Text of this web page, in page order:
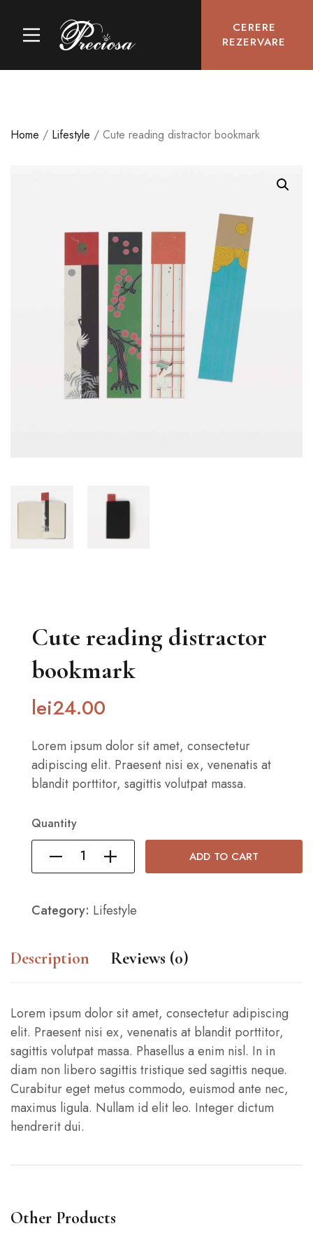
CERERE
REZERVARE
Home / Lifestyle / Cute reading distractor bookmark
Cute reading distractor
bookmark
lei24.00
Lorem ipsum dolor sit amet, consectetur
adipiscing elit. Praesent nisi ex, venenatis at
blandit porttitor, sagittis volutpat massa.
Quantity
ADD TO CART
Category: Lifestyle
Description Reviews (0)
Lorem ipsum dolor sit amet, consectetur adipiscing
elit. Praesent nisi ex, venenatis at blandit porttitor,
sagittis volutpat massa. Phasellus a enim nisl. In in
diam non libero sagittis tristique sed sagittis neque.
Curabitur eget metus commodo, euismod ante nec,
maximus ligula. Nullam id elit leo. Integer dictum
hendrerit dui.
Other Products